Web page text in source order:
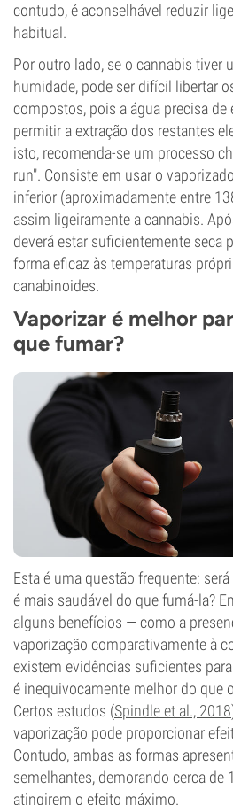
contudo, é aconselhável reduzir
habitual.
Por outro lado, se o cannabis tiver
humidade, pode ser difícil libertar
compostos, pois a água precisa de
permitir a extração dos restantes
isto, recomenda-se um processo
run". Consiste em usar o
inferior (aproximadamente entre
assim ligeiramente a cannabis.
deverá estar suficientemente seca
forma eficaz às temperaturas
canabinoides.
Vaporizar é melhor
que fumar?
Esta é uma questão frequente:
é mais saudável do que fumá-la?
alguns benefícios — como a
vaporização comparativamente à
existem evidências suficientes
é inequivocamente melhor do que
Certos estudos (Spindle et al., 2018
vaporização pode proporcionar
Contudo, ambas as formas
semelhantes, demorando cerca de
atingirem o efeito máximo.